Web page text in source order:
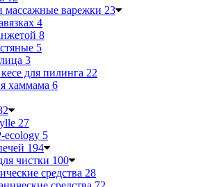
массажные варежки 23
4
8
5
3
для пилинга 22
хаммама 6
27
5
194
чистки 100
средства 28